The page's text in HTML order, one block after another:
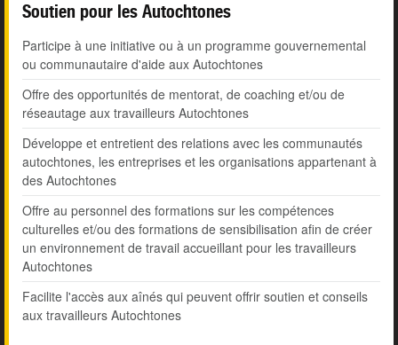
Soutien pour les Autochtones
Participe à une initiative ou à un programme gouvernemental
ou communautaire d'aide aux Autochtones
Offre des opportunités de mentorat, de coaching et/ou de
réseautage aux travailleurs Autochtones
Développe et entretient des relations avec les communautés
autochtones, les entreprises et les organisations appartenant à
des Autochtones
Offre au personnel des formations sur les compétences
culturelles et/ou des formations de sensibilisation afin de créer
un environnement de travail accueillant pour les travailleurs
Autochtones
Facilite l'accès aux aînés qui peuvent offrir soutien et conseils
aux travailleurs Autochtones